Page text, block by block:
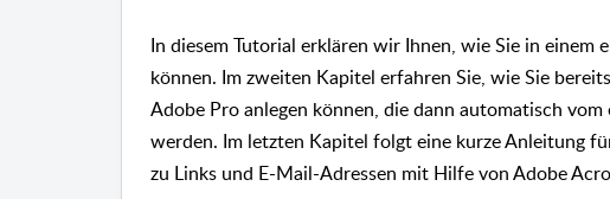
In diesem Tutorial erklären wir Ihnen, wie Sie in einem
können. Im zweiten Kapitel erfahren Sie, wie Sie
Adobe Pro anlegen können, die dann automatisch
werden. Im letzten Kapitel folgt eine kurze Anleitung
zu Links und E-Mail-Adressen mit Hilfe von Adobe